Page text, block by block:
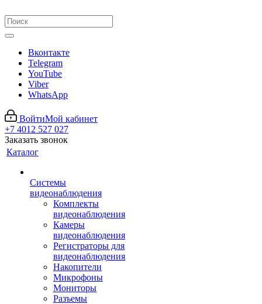
Вконтакте
Telegram
YouTube
Viber
WhatsApp
ВойтиМой кабинет
+7 4012 527 027
Заказать звонок
Каталог
Системы
видеонаблюдения
Комплекты
видеонаблюдения
Камеры
видеонаблюдения
Регистраторы для
видеонаблюдения
Накопители
Микрофоны
Мониторы
Разъемы